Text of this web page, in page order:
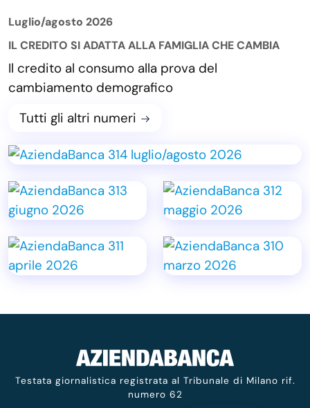
Luglio/agosto 2026
IL CREDITO SI ADATTA ALLA FAMIGLIA CHE CAMBIA
Il credito al consumo alla prova del
cambiamento demografico
Tutti gli altri numeri
Testata giornalistica registrata al Tribunale di Milano rif.
numero 62